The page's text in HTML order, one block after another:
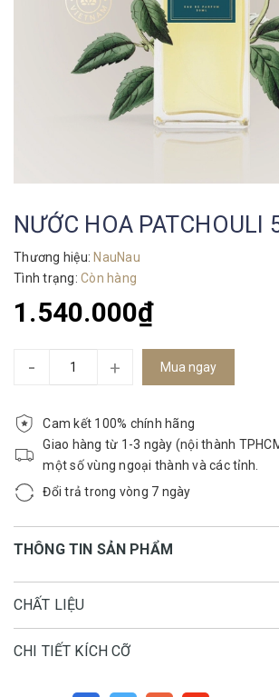
NƯỚC HOA PATCHOULI
Thương hiệu: NauNau
Tình trạng: Còn hàng
1.540.000₫
- + Mua ngay
Cam kết 100% chính hãng
Giao hàng từ 1-3 ngày (nội thành
một số vùng ngoại thành và các tỉnh.
Đổi trả trong vòng 7 ngày
THÔNG TIN SẢN PHẨM
CHẤT LIỆU
CHI TIẾT KÍCH CỠ